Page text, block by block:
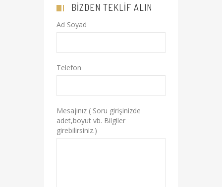
BIZDEN TEKLIF ALIN
Ad Soyad
Telefon
Mesajınız ( Soru girişinizde
adet,boyut vb. Bilgiler
girebilirsiniz.)